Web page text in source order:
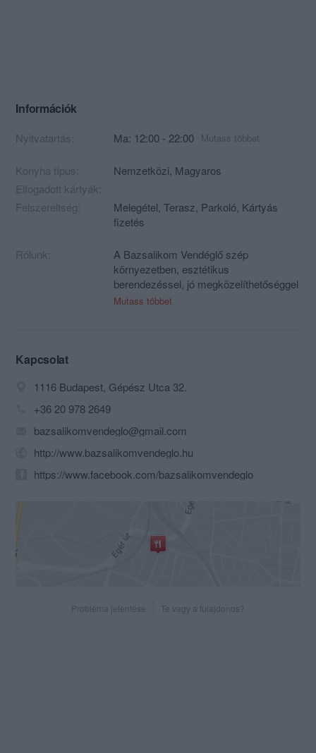
Információk
Nyitvatartás: Ma: 12:00 - 22:00 Mutass többet
Konyha típus: Nemzetközi, Magyaros
Elfogadott kártyák:
Felszereltség:
Melegétel, Terasz, Parkoló, Kártyás
fizetés
Rólunk:
A Bazsalikom Vendéglő szép
környezetben, esztétikus
berendezéssel, jó megközelíthetőséggel
és nem utolsó sorban finom ételekkel
Mutass többet
Kapcsolat
1116 Budapest, Gépész Utca 32.
+36 20 978 2649
bazsalikomvendeglo@gmail.com
http://www.bazsalikomvendeglo.hu
https://www.facebook.com/bazsalikomvendeglo
Probléma jelentése Te vagy a tulajdonos?